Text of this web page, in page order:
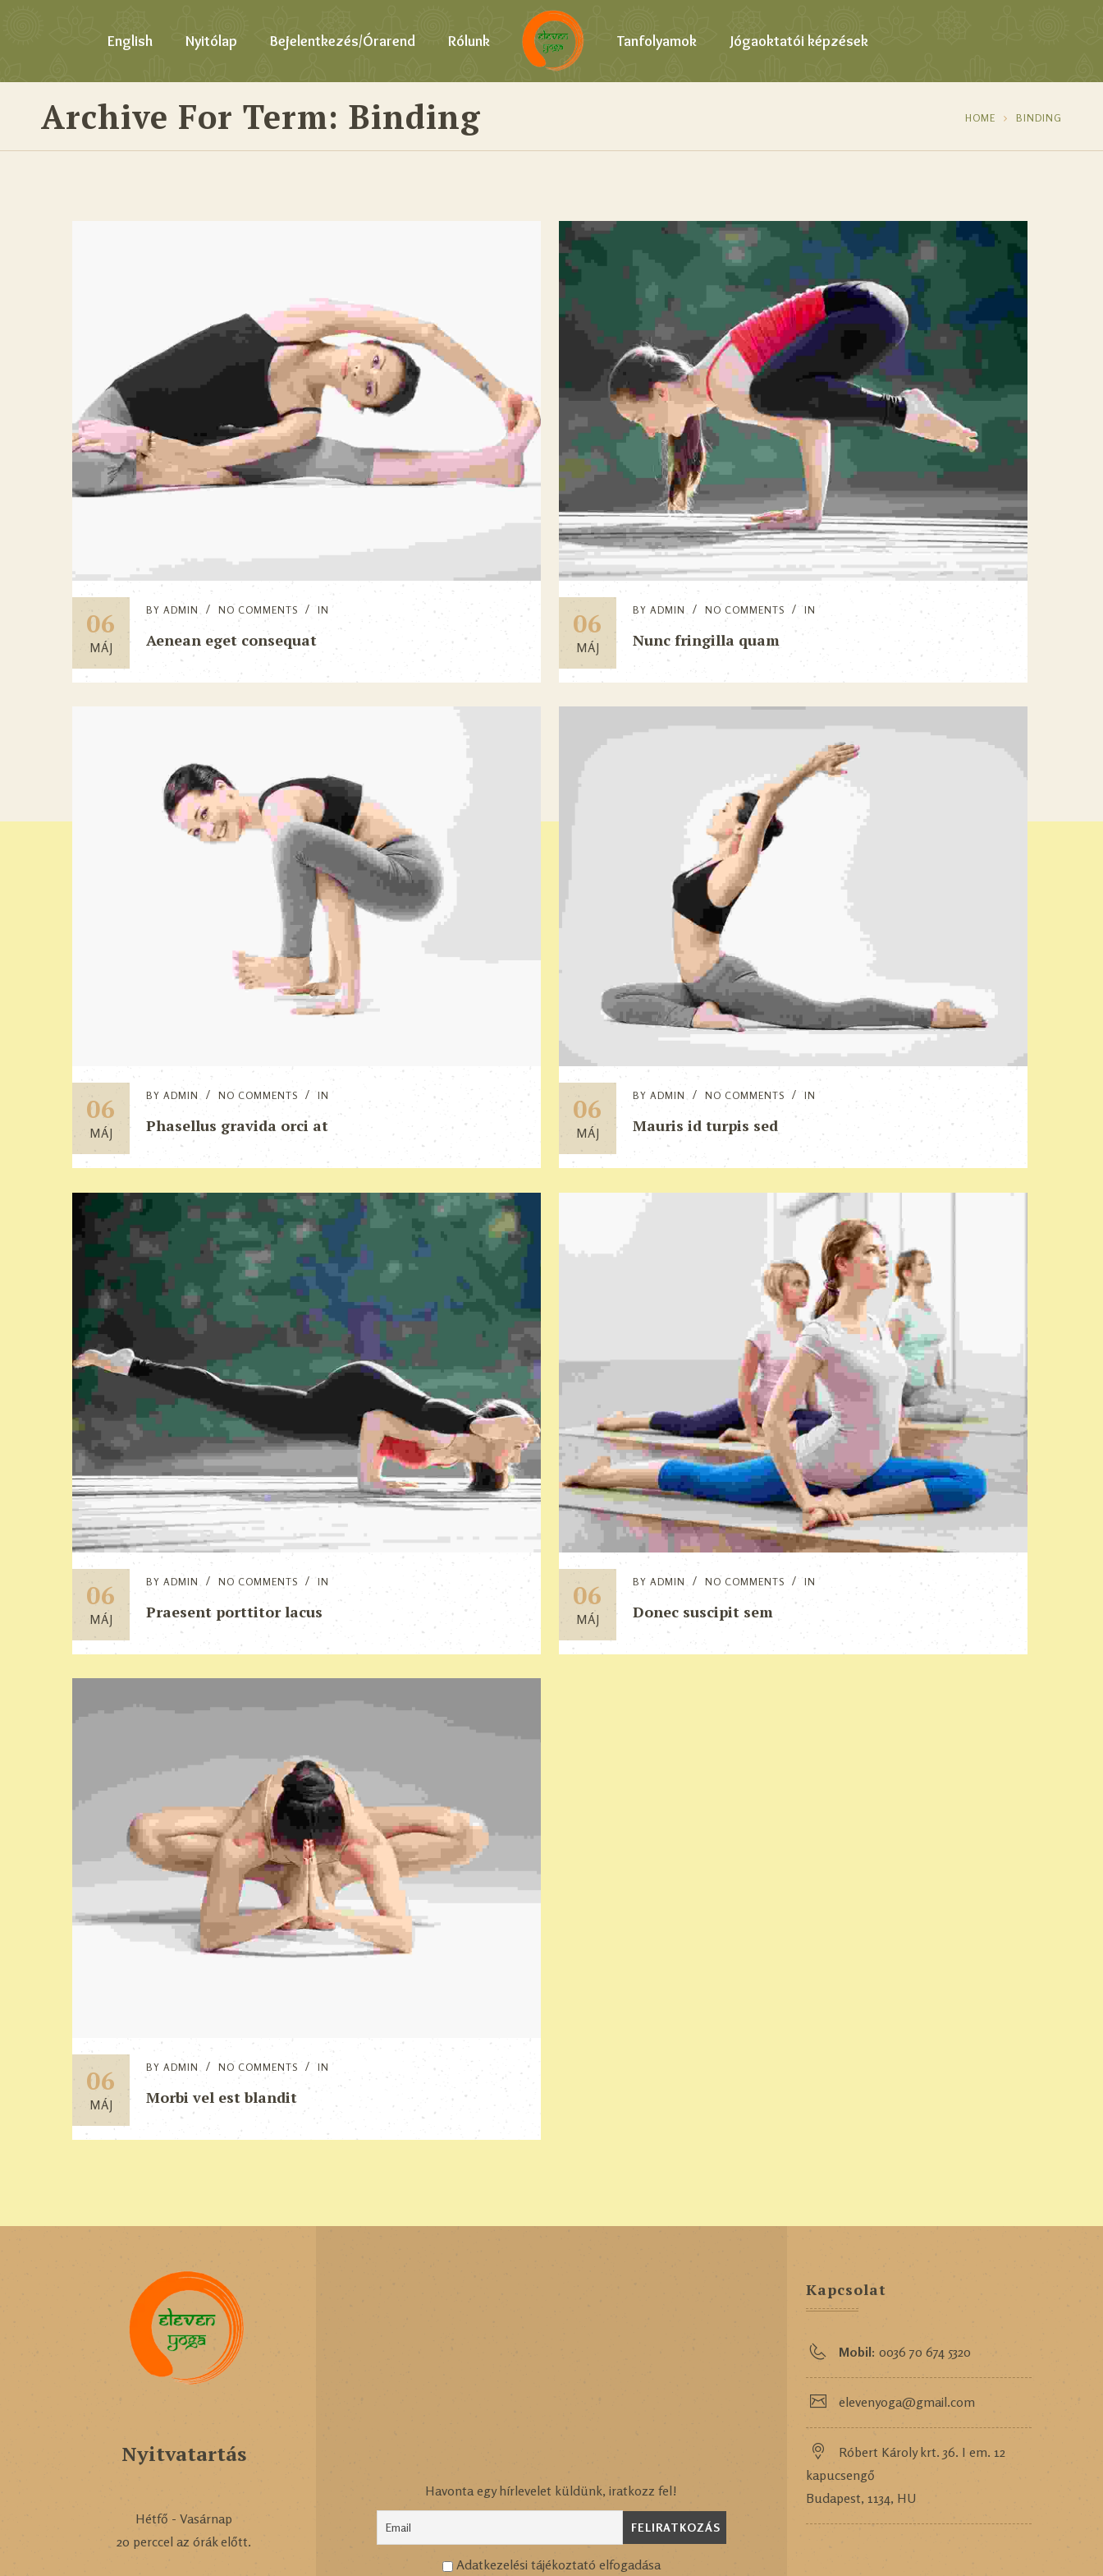
English Nyitólap Bejelentkezés/Órarend Rólunk Tanfolyamok Jógaoktatói képzések
Archive For Term: Binding HOME BINDING
06
MÁJ
BY ADMIN NO COMMENTS IN
Aenean eget consequat 06
MÁJ
BY ADMIN NO COMMENTS IN
Nunc fringilla quam
06
MÁJ
BY ADMIN NO COMMENTS IN
Phasellus gravida orci at 06
MÁJ
BY ADMIN NO COMMENTS IN
Mauris id turpis sed
06
MÁJ
BY ADMIN NO COMMENTS IN
Praesent porttitor lacus 06
MÁJ
BY ADMIN NO COMMENTS IN
Donec suscipit sem
06
MÁJ
BY ADMIN NO COMMENTS IN
Morbi vel est blandit
Nyitvatartás
Hétfő - Vasárnap
20 perccel az órák előtt.
Havonta egy hírlevelet küldünk, iratkozz fel!
Adatkezelési tájékoztató elfogadása
Kapcsolat
Mobil: 0036 70 674 5320
elevenyoga@gmail.com
Róbert Károly krt. 36. I em. 12
kapucsengő
Budapest, 1134, HU